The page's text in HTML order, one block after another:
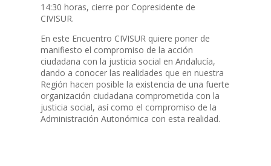
14:30 horas, cierre por Copresidente de
CIVISUR.
En este Encuentro CIVISUR quiere poner de
manifiesto el compromiso de la acción
ciudadana con la justicia social en Andalucía,
dando a conocer las realidades que en nuestra
Región hacen posible la existencia de una fuerte
organización ciudadana comprometida con la
justicia social, así como el compromiso de la
Administración Autonómica con esta realidad.